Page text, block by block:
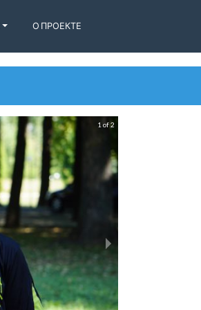
О ПРОЕКТЕ
1 of 2